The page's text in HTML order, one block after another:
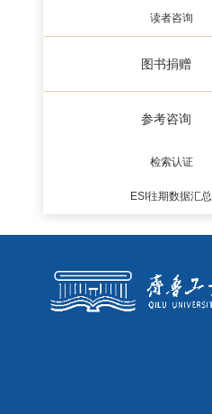
读者咨询
图书捐赠
参考咨询
检索认证
ESI往期数据汇总